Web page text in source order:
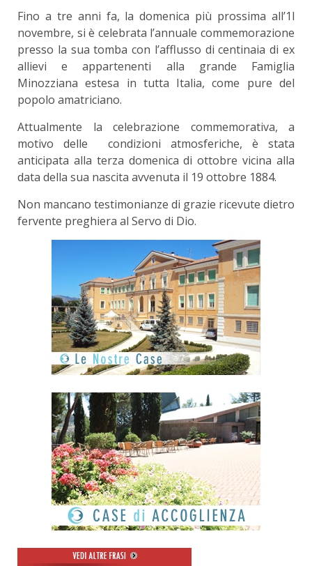
Fino a tre anni fa, la domenica più prossima all’1l
novembre, si è celebrata l’annuale commemorazione
presso la sua tomba con l’afflusso di centinaia di ex
allievi e appartenenti alla grande Famiglia
Minozziana estesa in tutta Italia, come pure del
popolo amatriciano.
Attualmente la celebrazione commemorativa, a
motivo delle condizioni atmosferiche, è stata
anticipata alla terza domenica di ottobre vicina alla
data della sua nascita avvenuta il 19 ottobre 1884.
Non mancano testimonianze di grazie ricevute dietro
fervente preghiera al Servo di Dio.